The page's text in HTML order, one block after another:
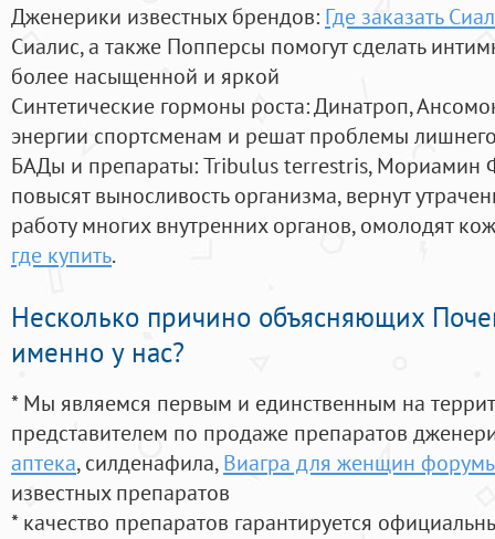
Дженерики известных брендов: Где заказать
Сиалис, а также Попперсы помогут сделать
более насыщенной и яркой
Синтетические гормоны роста: Динатроп,
энергии спортсменам и решат проблемы
БАДы и препараты:Tribulus terrestris, Мориамин
повысят выносливость организма, вернут
работу многих внутренних органов, омолодят
где купить.
Несколько причино объясняющих
именно у нас?
* Мы являемся первым и единственным на
представителем по продаже препаратов
аптека, силденафила, Виагра для женщин
известных препаратов
* качество препаратов гарантируется